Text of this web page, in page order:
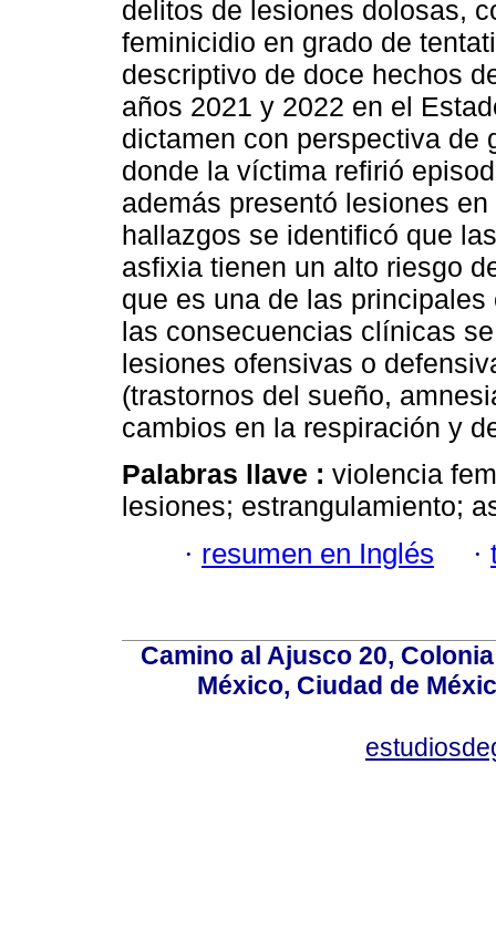
delitos de lesiones dolosas,
feminicidio en grado de
descriptivo de doce hechos
años 2021 y 2022 en el
dictamen con perspectiva de
donde la víctima refirió
además presentó lesiones
hallazgos se identificó que
asfixia tienen un alto riesgo
que es una de las
las consecuencias clínicas
lesiones ofensivas o
(trastornos del sueño,
cambios en la respiración y
Palabras llave : violencia
lesiones; estrangulamiento;
· resumen en Inglés ·
Camino al Ajusco 20,
México, Ciudad de